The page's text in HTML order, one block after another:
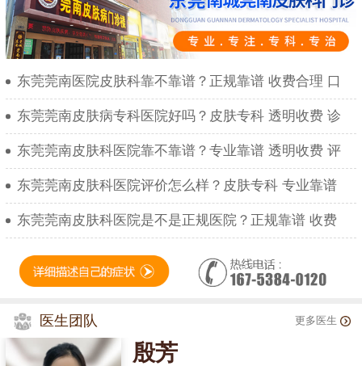
东莞莞南医院皮肤科靠不靠谱？正规靠谱 收费合理 口
东莞莞南皮肤病专科医院好吗？皮肤专科 透明收费 诊
东莞莞南皮肤科医院靠不靠谱？专业靠谱 透明收费 评
东莞莞南皮肤科医院评价怎么样？皮肤专科 专业靠谱
东莞莞南皮肤科医院是不是正规医院？正规靠谱 收费
医生团队 更多医生
殷芳